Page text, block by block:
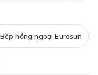
Bếp hồng ngoại Eurosun